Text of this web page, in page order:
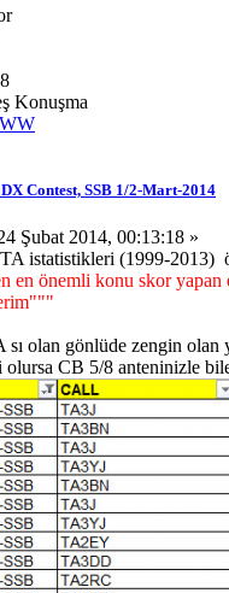
Konuşma
Contest, SSB 1/2-Mart-2014
Şubat 2014, 00:13:18 »
TA istatistikleri (1999-2013)
önemli konu skor yapan
sı olan gönlüde zengin
olursa CB 5/8 anteninizle